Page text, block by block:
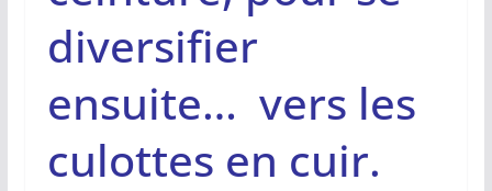
diversifier
ensuite… vers les
culottes en cuir.